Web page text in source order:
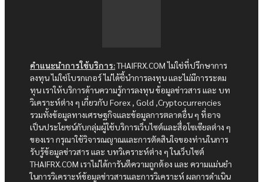
คำแนะนำการใช้บริการ:THAIFRX.COM ไม่ใช่ที่ปรึกษาการ
ลงทุน ไม่ใช่โบรกเกอร์ ไม่ได้ชี้นำการลงทุน และไม่มีการระดม
ทุน เราให้บริการด้านความรู้การลงทุน ข้อมูลข่าวสาร และ บท
วิเคราะห์ต่าง ๆ เกี่ยวกับ Forex , Gold ,Cryptocurrencies
รวมทั้งข้อมูลทางเศรษฐกิจและข้อมูลการตลาดอื่น ๆ ที่อาจ
เป็นประโยชน์กับกลุ่มผู้ใช้บริการเว็บไซต์และสื่อโซเซียลต่าง ๆ
ของเรา กรุณาใช้วิจารณญาณและการตัดสินใจของท่านในการ
รับรู้ข้อมูลข่าวสาร และ บทวิเคราะห์ต่าง ๆ ในเว็บไซต์
THAIFRX.COM เราไม่ได้การันตีความถูกต้อง และ ความแม่นยำ
ในการวิเคราะห์ข้อมูลข่าวสารและการวิเคราะห์ ผลการดำเนิน